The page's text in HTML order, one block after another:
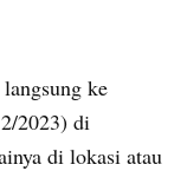
ke
2023) di
di lokasi atau